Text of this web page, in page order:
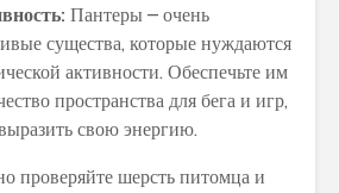
Пантеры – очень
существа, которые нуждаются
активности. Обеспечьте им
пространства для бега и игр,
свою энергию.
проверяйте шерсть питомца и